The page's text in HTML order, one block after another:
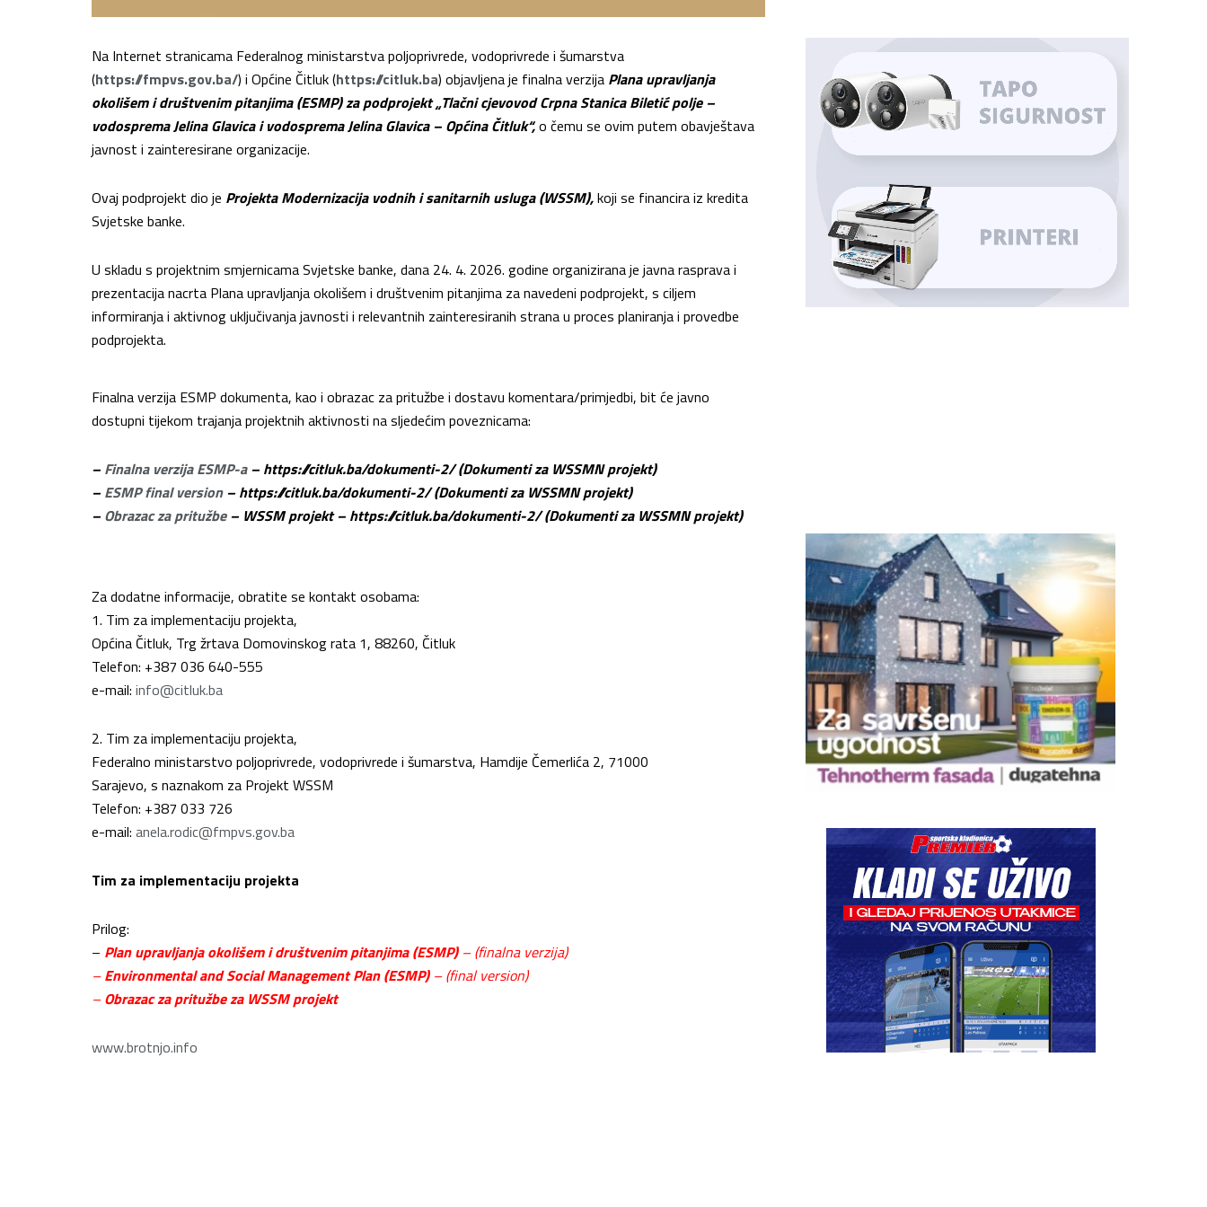
Na Internet stranicama Federalnog ministarstva poljoprivrede, vodoprivrede i šumarstva
(https://fmpvs.gov.ba/) i Općine Čitluk (https://citluk.ba) objavljena je finalna verzija Plana upravljanja
okolišem i društvenim pitanjima (ESMP) za podprojekt „Tlačni cjevovod Crpna Stanica Biletić polje –
vodosprema Jelina Glavica i vodosprema Jelina Glavica – Općina Čitluk“,o čemu se ovim putem obavještava
javnost i zainteresirane organizacije.
Ovaj podprojekt dio je Projekta Modernizacija vodnih i sanitarnih usluga (WSSM),koji se financira iz kredita
Svjetske banke.
U skladu s projektnim smjernicama Svjetske banke, dana 24. 4. 2026. godine organizirana je javna rasprava i
prezentacija nacrta Plana upravljanja okolišem i društvenim pitanjima za navedeni podprojekt, s ciljem
informiranja i aktivnog uključivanja javnosti i relevantnih zainteresiranih strana u proces planiranja i provedbe
podprojekta.
Finalna verzija ESMP dokumenta, kao i obrazac za pritužbe i dostavu komentara/primjedbi, bit će javno
dostupni tijekom trajanja projektnih aktivnosti na sljedećim poveznicama:
– Finalna verzija ESMP-a– https://citluk.ba/dokumenti-2/ (Dokumenti za WSSMN projekt)
– ESMP final version– https://citluk.ba/dokumenti-2/ (Dokumenti za WSSMN projekt)
– Obrazac za pritužbe– WSSM projekt – https://citluk.ba/dokumenti-2/ (Dokumenti za WSSMN projekt)
Za dodatne informacije, obratite se kontakt osobama:
1. Tim za implementaciju projekta,
Općina Čitluk, Trg žrtava Domovinskog rata 1, 88260, Čitluk
Telefon: +387 036 640-555
e-mail: info@citluk.ba
2. Tim za implementaciju projekta,
Federalno ministarstvo poljoprivrede, vodoprivrede i šumarstva, Hamdije Čemerlića 2, 71000
Sarajevo, s naznakom za Projekt WSSM
Telefon: +387 033 726
e-mail: anela.rodic@fmpvs.gov.ba
Tim za implementaciju projekta
Prilog:
– Plan upravljanja okolišem i društvenim pitanjima (ESMP) – (finalna verzija)
–Environmental and Social Management Plan (ESMP)– (final version)
–Obrazac za pritužbe za WSSM projekt
www.brotnjo.info